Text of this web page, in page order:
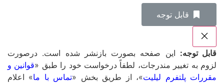
‌قابل توجه
قابل توجه: این صفحه بصورت بازنشر شده است. درصورت
لزوم به تغییر مندرجات، لطفاً درخواست خود را طبق «قوانین و
مقررات پلتفرم لیلیت»، از طریق بخش «تماس با ما» اعلام